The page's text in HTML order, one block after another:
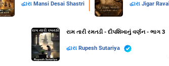
દ્વારા Mansi Desai Shastri દ્વારા Jigar Raval
રામ તારી રમતડી - દીપશિખાનું વર્ણન - ભાગ 3
દ્વારા Rupesh Sutariya